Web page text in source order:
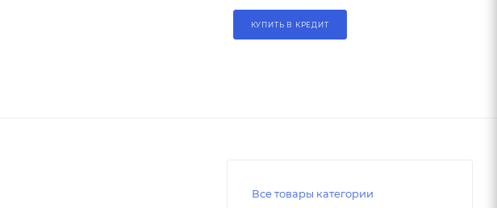
КУПИТЬ В КРЕДИТ
Все товары категории